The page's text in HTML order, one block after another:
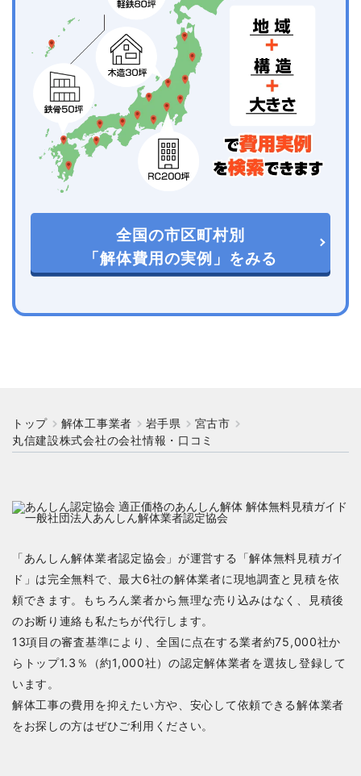
全国の市区町村別
「解体費用の実例」をみる
トップ 解体工事業者 岩手県
宮古市
丸信建設株式会社の会社情報・口コミ
「あんしん解体業者認定協会」が運営する「解体無料見積ガイ
ド」は完全無料で、最大6社の解体業者に現地調査と見積を依
頼できます。もちろん業者から無理な売り込みはなく、見積後
のお断り連絡も私たちが代行します。
13項目の審査基準により、全国に点在する業者約75,000社か
らトップ1.3％（約1,000社）の認定解体業者を選抜し登録して
います。
解体工事の費用を抑えたい方や、安心して依頼できる解体業者
をお探しの方はぜひご利用ください。